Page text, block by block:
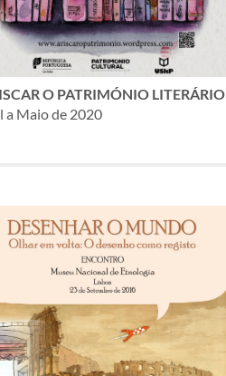
O PATRIMÓNIO LITERÁRIO
a Maio de 2020